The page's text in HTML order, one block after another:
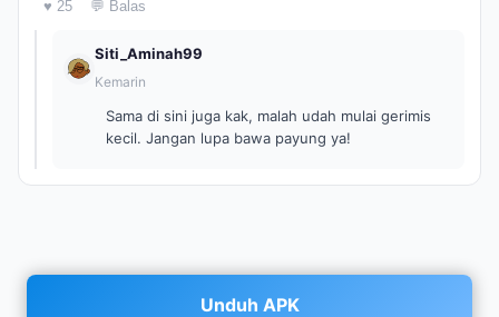
♥ 25 💬 Balas
Siti_Aminah99
Kemarin
Sama di sini juga kak, malah udah mulai gerimis
kecil. Jangan lupa bawa payung ya!
Unduh APK